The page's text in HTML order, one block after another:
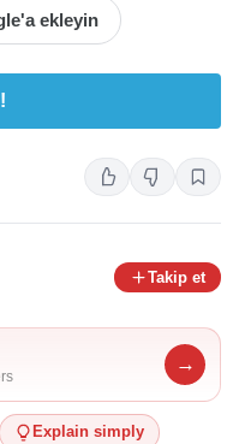
ekleyin
Takip et
→
Explain simply